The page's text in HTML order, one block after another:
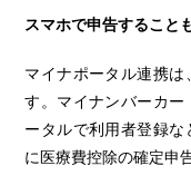
スマホで申告すること
マイナポータル連携は
す。マイナンバーカー
ータルで利用者登録
に医療費控除の確定申